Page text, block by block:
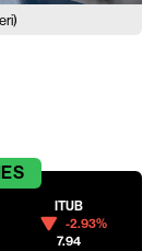
ITUB
-2.93%
7.94